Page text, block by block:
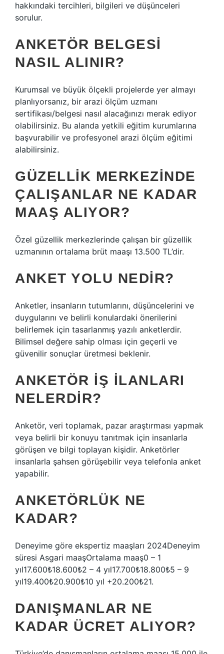
hakkındaki tercihleri, bilgileri ve düşünceleri
sorulur.
ANKETÖR BELGESI
NASIL ALINIR?
Kurumsal ve büyük ölçekli projelerde yer almayı
planlıyorsanız, bir arazi ölçüm uzmanı
sertifikası/belgesi nasıl alacağınızı merak ediyor
olabilirsiniz. Bu alanda yetkili eğitim kurumlarına
başvurabilir ve profesyonel arazi ölçüm eğitimi
alabilirsiniz.
GÜZELLIK MERKEZINDE
ÇALIŞANLAR NE KADAR
MAAŞ ALIYOR?
Özel güzellik merkezlerinde çalışan bir güzellik
uzmanının ortalama brüt maaşı 13.500 TL’dir.
ANKET YOLU NEDIR?
Anketler, insanların tutumlarını, düşüncelerini ve
duygularını ve belirli konulardaki önerilerini
belirlemek için tasarlanmış yazılı anketlerdir.
Bilimsel değere sahip olması için geçerli ve
güvenilir sonuçlar üretmesi beklenir.
ANKETÖR IŞ ILANLARI
NELERDIR?
Anketör, veri toplamak, pazar araştırması yapmak
veya belirli bir konuyu tanıtmak için insanlarla
görüşen ve bilgi toplayan kişidir. Anketörler
insanlarla şahsen görüşebilir veya telefonla anket
yapabilir.
ANKETÖRLÜK NE
KADAR?
Deneyime göre ekspertiz maaşları 2024Deneyim
süresi Asgari maaşOrtalama maaş0 – 1
yıl17.600₺18.600₺2 – 4 yıl17.700₺18.800₺5 – 9
yıl19.400₺20.900₺10 yıl +20.200₺21.
DANIŞMANLAR NE
KADAR ÜCRET ALIYOR?